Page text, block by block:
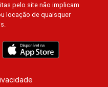
pelo site não implicam
locação de quaisquer